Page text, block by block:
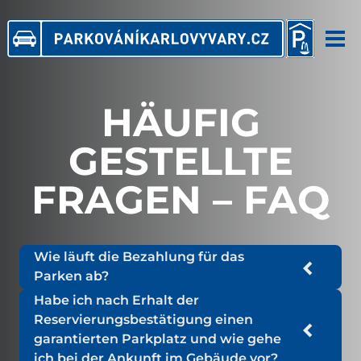
to
content
Preisliste
Reservierung
FAQ
Parkhaus Libušina
HÄUFIG
GESTELLTE
FRAGEN – FAQ
Wie läuft die Bezahlung für das
Parken ab?
Die Bezahlung erfolgt normalerweise kurz vor
der Abfahrt an einem automatischen
Schalter kontaktlos oder in bar in CZK. Nach
Habe ich nach Erhalt der
Reservierungsbestätigung einen
garantierten Parkplatz und wie gehe